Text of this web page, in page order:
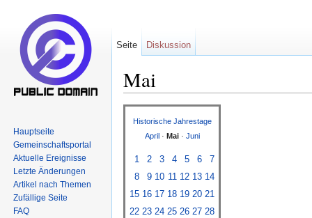
Mai
Historische Jahrestage
April· Mai· Juni
1 2 3 4 5 6
7
8
9 10 11 12 13 14
15 16 17 18 19 20 21
22 23 24 25 26 27 28
Seite Diskussion
Hauptseite
Gemeinschaftsportal
Aktuelle Ereignisse
Letzte Änderungen
Artikel nach Themen
Zufällige Seite
FAQ